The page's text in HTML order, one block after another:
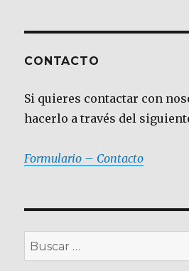
CONTACTO
Si quieres contactar con
hacerlo a través del
Formulario – Contacto
Buscar
por: